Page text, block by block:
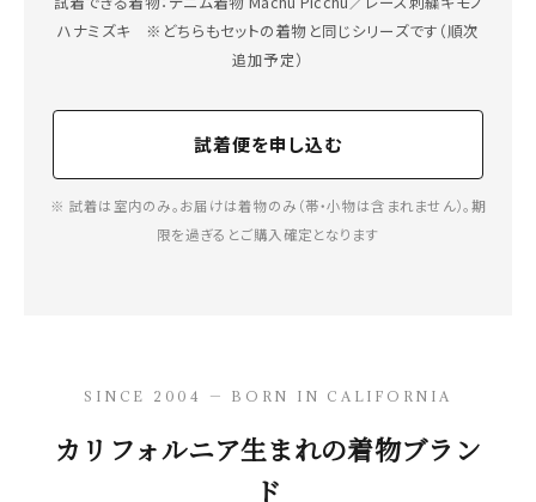
ハナミズキ ※どちらもセットの着物と同じシリーズです（順次
追加予定）
試着便を申し込む
※ 試着は室内のみ。お届けは着物のみ（帯・小物は含まれません）。期
限を過ぎるとご購入確定となります
SINCE 2004 — BORN IN CALIFORNIA
カリフォルニア生まれの着物ブラン
ド